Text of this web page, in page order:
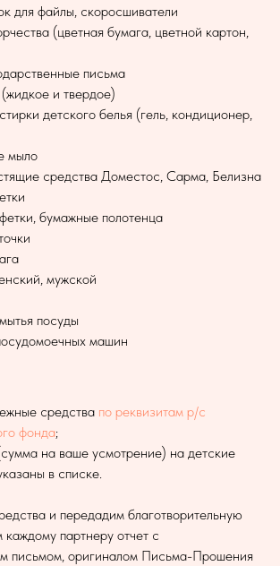
для файлы, скоросшиватели
(цветная бумага, цветной картон,
письма
и твердое)
детского белья (гель, кондиционер,
мыло
средства Доместос, Сарма, Белизна
бумажные полотенца
мужской
посуды
машин
средства по реквизитам р/с
фонда;
на ваше усмотрение) на детские
в списке.
и передадим благотворительную
партнеру отчет с
письмом, оригиналом Письма-Прошения